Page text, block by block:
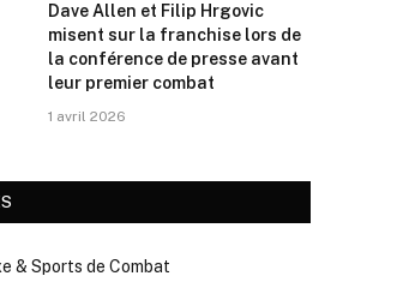
Dave Allen et Filip Hrgovic
misent sur la franchise lors de
la conférence de presse avant
leur premier combat
1 avril 2026
& Sports de Combat